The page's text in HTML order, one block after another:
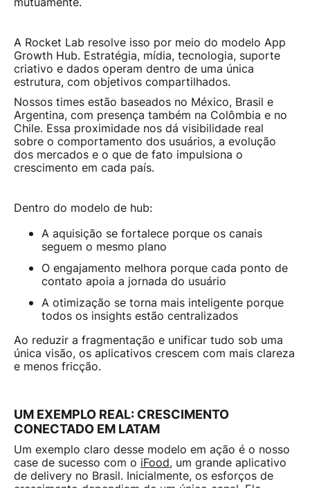
A Rocket Lab resolve isso por meio do modelo App
Growth Hub. Estratégia, mídia, tecnologia, suporte
criativo e dados operam dentro de uma única
estrutura, com objetivos compartilhados.
Nossos times estão baseados no México, Brasil e
Argentina, com presença também na Colômbia e no
Chile. Essa proximidade nos dá visibilidade real
sobre o comportamento dos usuários, a evolução
dos mercados e o que de fato impulsiona o
crescimento em cada país.
Dentro do modelo de hub:
A aquisição se fortalece porque os canais
seguem o mesmo plano
O engajamento melhora porque cada ponto de
contato apoia a jornada do usuário
A otimização se torna mais inteligente porque
todos os insights estão centralizados
Ao reduzir a fragmentação e unificar tudo sob uma
única visão, os aplicativos crescem com mais clareza
e menos fricção.
UM EXEMPLO REAL: CRESCIMENTO
CONECTADO EM LATAM
Um exemplo claro desse modelo em ação é o nosso
case de sucesso com o iFood, um grande aplicativo
de delivery no Brasil. Inicialmente, os esforços de